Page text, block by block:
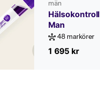
män
Hälsokontroll
Man
48 markörer
1 695 kr